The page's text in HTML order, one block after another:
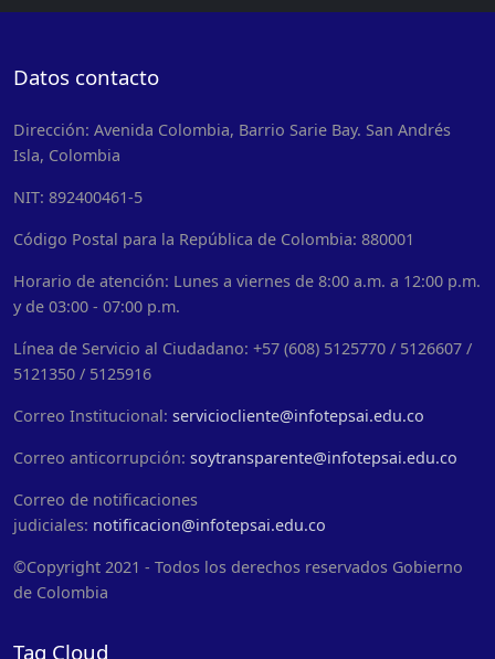
Datos contacto
Dirección: Avenida Colombia, Barrio Sarie Bay. San Andrés
Isla, Colombia
NIT: 892400461-5
Código Postal para la República de Colombia: 880001
Horario de atención: Lunes a viernes de 8:00 a.m. a 12:00 p.m.
y de 03:00 - 07:00 p.m.
Línea de Servicio al Ciudadano: +57 (608) 5125770 / 5126607 /
5121350 / 5125916
Correo Institucional: serviciocliente@infotepsai.edu.co
Correo anticorrupción: soytransparente@infotepsai.edu.co
Correo de notificaciones
judiciales: notificacion@infotepsai.edu.co
©Copyright 2021 - Todos los derechos reservados Gobierno
de Colombia
Tag Cloud